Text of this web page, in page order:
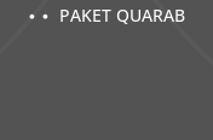
PAKET QUARAB